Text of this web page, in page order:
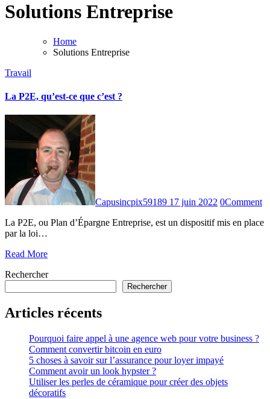
Solutions Entreprise
Home
Solutions Entreprise
Travail
La P2E, qu’est-ce que c’est ?
Capusincpix59189 17 juin 2022 0Comment
La P2E, ou Plan d’Épargne Entreprise, est un dispositif mis en place
par la loi…
Read More
Rechercher
Rechercher
Articles récents
Pourquoi faire appel à une agence web pour votre business ?
Comment convertir bitcoin en euro
5 choses à savoir sur l’assurance pour loyer impayé
Comment avoir un look hypster ?
Utiliser les perles de céramique pour créer des objets
décoratifs